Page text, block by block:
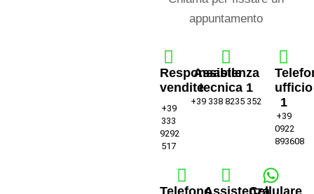
appuntamento
Responsabile
vendite
+39
333
9292
517
Assistenza
tecnica 1
+39 338 8235 352
ufficio
1
+39
0922
893608